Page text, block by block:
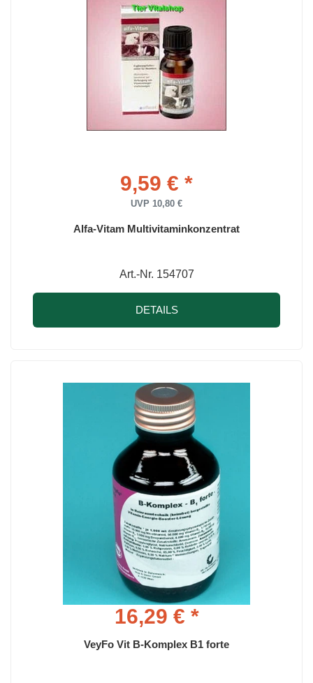
9,59 € *
UVP 10,80 €
Alfa-Vitam Multivitaminkonzentrat
Art.-Nr. 154707
DETAILS
16,29 € *
VeyFo Vit B-Komplex B1 forte